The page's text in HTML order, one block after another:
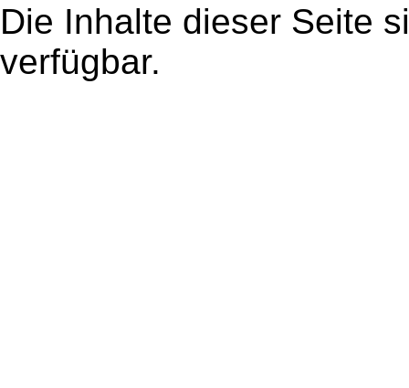
Die Inhalte dieser Seite
verfügbar.